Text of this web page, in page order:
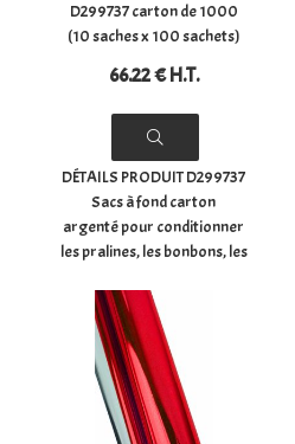
D299737 carton de 1000
(10 saches x 100 sachets)
66.22€ H.T.
DÉTAILS PRODUIT D299737
Sacs à fond carton
argenté pour conditionner
les pralines, les bonbons, les
les biscuits, les épices, ...
- Dimensions du sachet à
plat : (largeur) 14 cm x
(hauteur) ...